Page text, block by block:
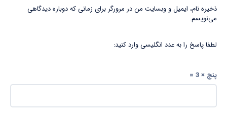
ذخیره نام، ایمیل و وبسایت من در مرورگر برای زمانی که دوباره دیدگاهی
می‌نویسم.
لطفا پاسخ را به عدد انگلیسی وارد کنید:
پنج × 3 =